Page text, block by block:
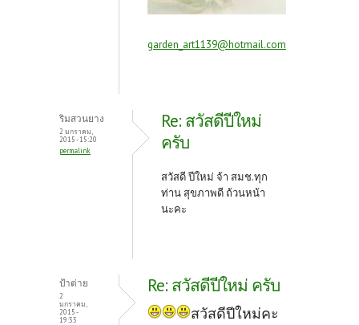
garden_art1139@hotmail.com
ริมสวนยาง
2 มกราคม,
2015 - 15:20
permalink
Re: สวัสดีปีใหม่
ครับ
สวัสดี ปีใหม่ จ้า สมช.ทุก
ท่าน สุขภาพดี ถ้วนหน้า
นะคะ
ป้าต่าย
2
มกราคม,
2015 -
19:33
Re: สวัสดีปีใหม่ ครับ
สวัสดีปีใหม่คะ